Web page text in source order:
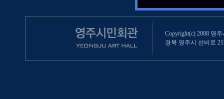
Copyright(c) 2008 영
경북 영주시 선비로